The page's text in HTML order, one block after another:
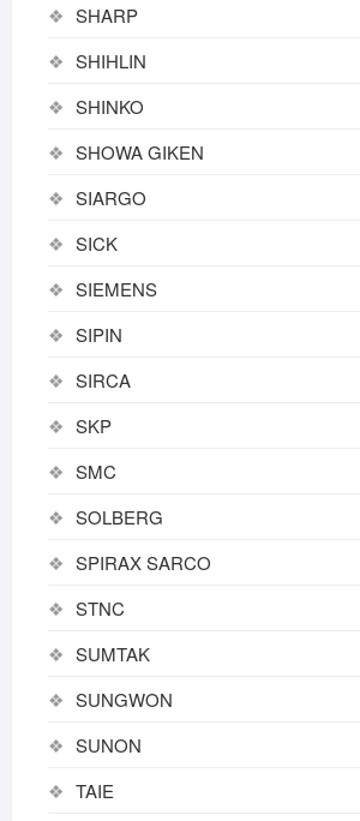
SHARP
SHIHLIN
SHINKO
SHOWA GIKEN
SIARGO
SICK
SIEMENS
SIPIN
SIRCA
SKP
SMC
SOLBERG
SPIRAX SARCO
STNC
SUMTAK
SUNGWON
SUNON
TAIE